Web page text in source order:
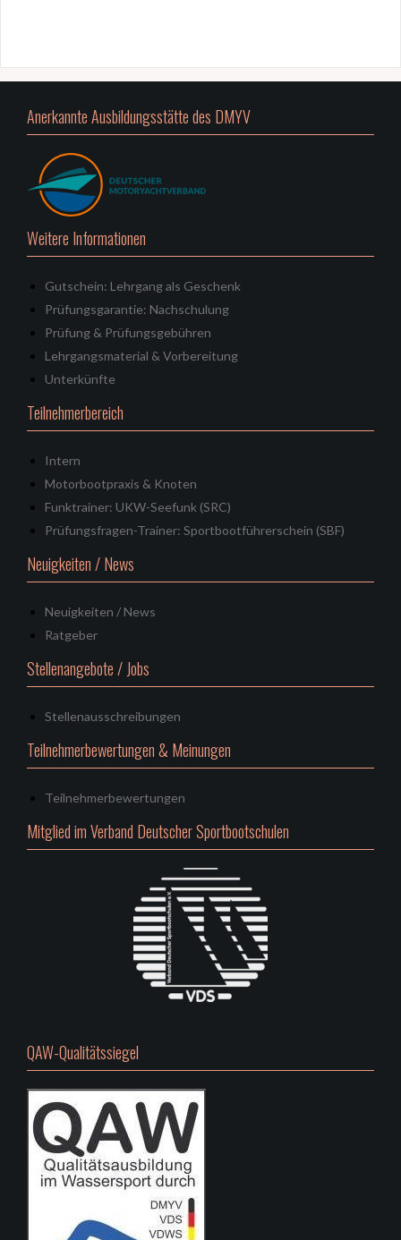
Anerkannte Ausbildungsstätte des DMYV
Weitere Informationen
Gutschein: Lehrgang als Geschenk
Prüfungsgarantie: Nachschulung
Prüfung & Prüfungsgebühren
Lehrgangsmaterial & Vorbereitung
Unterkünfte
Teilnehmerbereich
Intern
Motorbootpraxis & Knoten
Funktrainer: UKW-Seefunk (SRC)
Prüfungsfragen-Trainer: Sportbootführerschein (SBF)
Neuigkeiten / News
Neuigkeiten / News
Ratgeber
Stellenangebote / Jobs
Stellenausschreibungen
Teilnehmerbewertungen & Meinungen
Teilnehmerbewertungen
Mitglied im Verband Deutscher Sportbootschulen
QAW-Qualitätssiegel